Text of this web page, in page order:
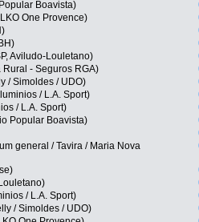
Boavista)
One Provence)
Aviludo-Louletano)
- Seguros RGA)
/ Simoldes / UDO)
/ L.A. Sport)
/ L.A. Sport)
Popular Boavista)
general / Tavira / Maria Nova
/ L.A. Sport)
/ Simoldes / UDO)